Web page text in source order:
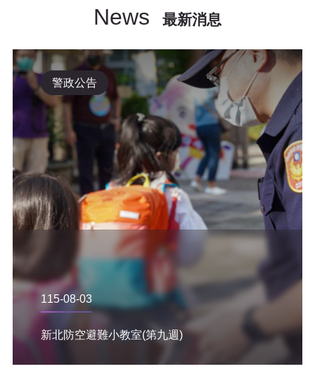
News 最新消息
警政公告
115-08-03
新北防空避難小教室(第九週)